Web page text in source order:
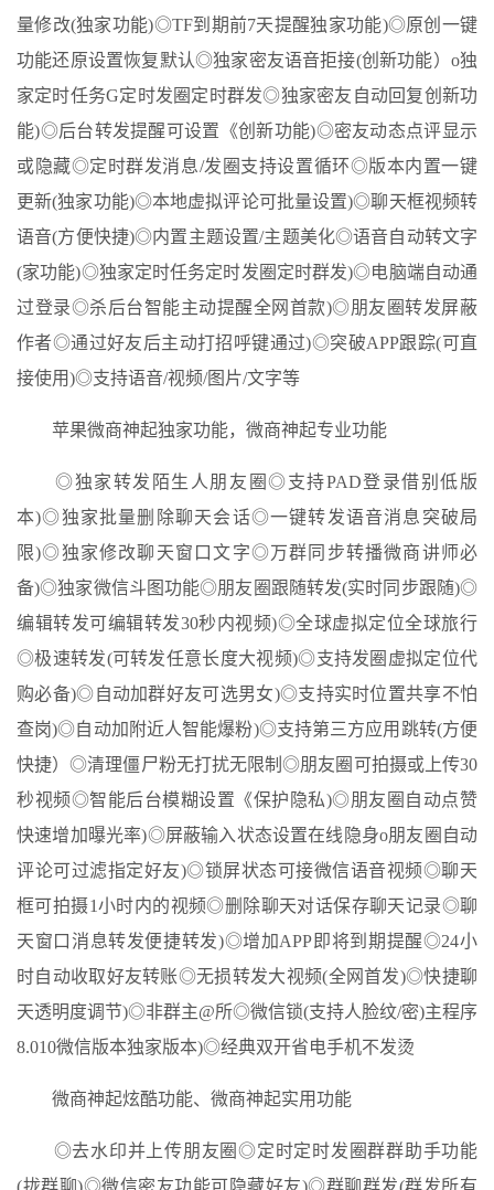
量修改(独家功能)◎TF到期前7天提醒独家功能)◎原创一键
功能还原设置恢复默认◎独家密友语音拒接(创新功能）o独
家定时任务G定时发圈定时群发◎独家密友自动回复创新功
能)◎后台转发提醒可设置《创新功能)◎密友动态点评显示
或隐藏◎定时群发消息/发圈支持设置循环◎版本内置一键
更新(独家功能)◎本地虚拟评论可批量设置)◎聊天框视频转
语音(方便快捷)◎内置主题设置/主题美化◎语音自动转文字
(家功能)◎独家定时任务定时发圈定时群发)◎电脑端自动通
过登录◎杀后台智能主动提醒全网首款)◎朋友圈转发屏蔽
作者◎通过好友后主动打招呼键通过)◎突破APP跟踪(可直
接使用)◎支持语音/视频/图片/文字等
苹果微商神起独家功能，微商神起专业功能
◎独家转发陌生人朋友圈◎支持PAD登录借别低版
本)◎独家批量删除聊天会话◎一键转发语音消息突破局
限)◎独家修改聊天窗口文字◎万群同步转播微商讲师必
备)◎独家微信斗图功能◎朋友圈跟随转发(实时同步跟随)◎
编辑转发可编辑转发30秒内视频)◎全球虚拟定位全球旅行
◎极速转发(可转发任意长度大视频)◎支持发圈虚拟定位代
购必备)◎自动加群好友可选男女)◎支持实时位置共享不怕
查岗)◎自动加附近人智能爆粉)◎支持第三方应用跳转(方便
快捷）◎清理僵尸粉无打扰无限制◎朋友圈可拍摄或上传30
秒视频◎智能后台模糊设置《保护隐私)◎朋友圈自动点赞
快速增加曝光率)◎屏蔽输入状态设置在线隐身o朋友圈自动
评论可过滤指定好友)◎锁屏状态可接微信语音视频◎聊天
框可拍摄1小时内的视频◎删除聊天对话保存聊天记录◎聊
天窗口消息转发便捷转发)◎增加APP即将到期提醒◎24小
时自动收取好友转账◎无损转发大视频(全网首发)◎快捷聊
天透明度调节)◎非群主@所◎微信锁(支持人脸纹/密)主程序
8.010微信版本独家版本)◎经典双开省电手机不发烫
微商神起炫酷功能、微商神起实用功能
◎去水印并上传朋友圈◎定时定时发圈群群助手功能
(拢群聊)◎微信密友功能可隐藏好友)◎群聊群发(群发所有